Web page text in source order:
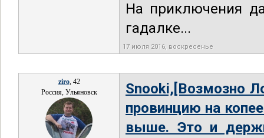
На приключения
гадалке...
17 июля 2016, воскресенье
ziro, 42
Россия, Ульяновск
Snooki,[Возмозно
провинцию на
выше. Это и